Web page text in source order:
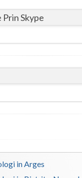
Iasi
Salaj
Skype
in Arges